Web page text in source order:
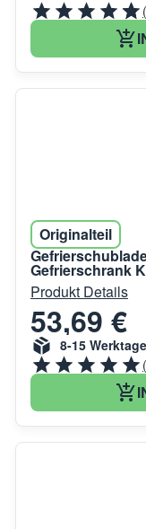
Originalteil
Gefrierschrank
Produkt Details
53,69 €
8-15 Werktage